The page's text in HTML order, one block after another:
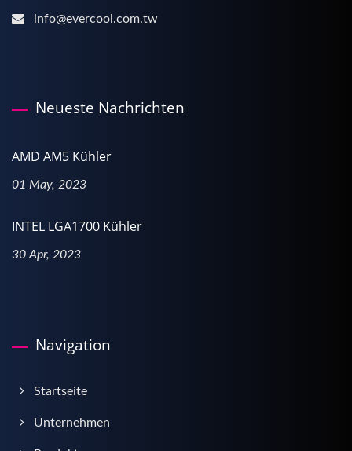
info@evercool.com.tw
Neueste Nachrichten
AMD AM5 Kühler
01 May, 2023
INTEL LGA1700 Kühler
30 Apr, 2023
Navigation
Startseite
Unternehmen